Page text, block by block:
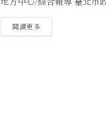
閱讀更多